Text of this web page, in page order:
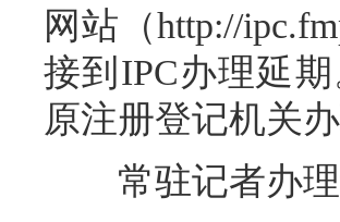
网站（http://
接到IPC办理延
原注册登记机关
常驻记者办理